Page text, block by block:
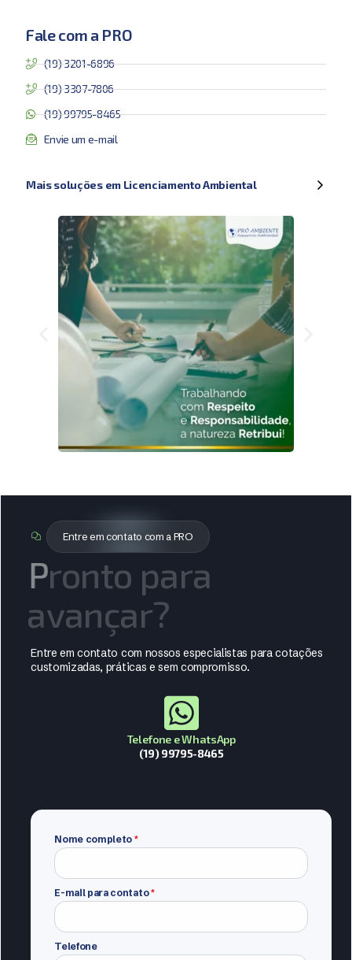
Fale com a PRO
(19) 3201-6896
(19) 3307-7806
(19) 99795-8465
Envie um e-mail
Mais soluções em Licenciamento Ambiental
Entre em contato com a PRO
Pronto para
avançar?
Entre em contato com nossos especialistas para cotações
customizadas, práticas e sem compromisso.
Telefone e WhatsApp
(19) 99795-8465
Nome completo *
E-mail para contato*
Telefone